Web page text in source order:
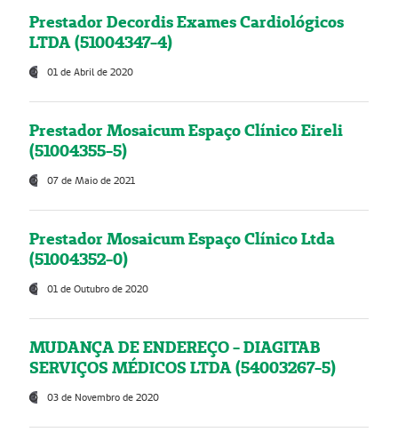
Prestador Decordis Exames Cardiológicos
LTDA (51004347-4)
01 de Abril de 2020
Prestador Mosaicum Espaço Clínico Eireli
(51004355-5)
07 de Maio de 2021
Prestador Mosaicum Espaço Clínico Ltda
(51004352-0)
01 de Outubro de 2020
MUDANÇA DE ENDEREÇO - DIAGITAB
SERVIÇOS MÉDICOS LTDA (54003267-5)
03 de Novembro de 2020